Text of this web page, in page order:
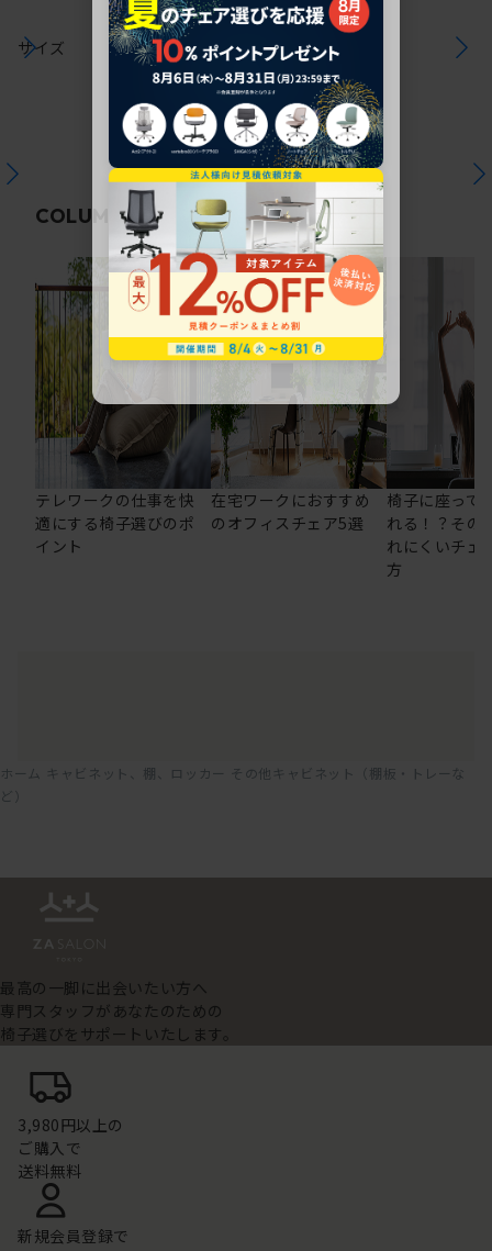
サイズ
COLUMN関連コラム
テレワークの仕事を快
適にする椅子選びのポ
イント
在宅ワークにおすすめ
のオフィスチェア5選
椅子に座って
れる！？その
れにくいチェ
方
ホーム キャビネット、棚、ロッカー その他キャビネット（棚板・トレーな
ど）
最高の一脚に出会いたい方へ
専門スタッフがあなたのための
椅子選びをサポートいたします。
3,980円以上の
ご購入で
送料無料
新規会員登録で